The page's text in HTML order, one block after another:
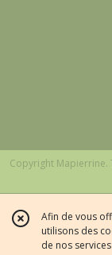
Copyright Mapierrine.
Afin de vous
utilisons des
de nos